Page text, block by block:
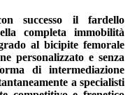
successo il fardello
completa immobilità
al bicipite femorale
personalizzato e senza
di intermediazione
a specialisti